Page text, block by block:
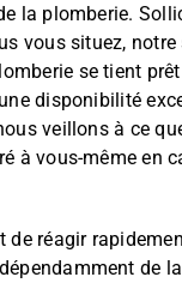
la plomberie.
vous situez,
se tient
disponibilité
veillons à ce
à vous-même en
de réagir
de